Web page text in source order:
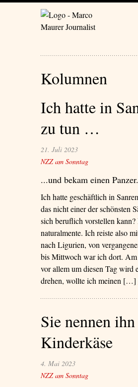
Kolumnen
Ich hatte in
zu tun …
21. Juli 2023
NZZ am Sonntag
...und bekam einen Panzer.
Ich hatte geschäftlich in
das nicht einer der schönsten
sich beruflich vorstellen
naturalmente. Ich reiste also
nach Ligurien, von
bis Mittwoch war ich dort.
vor allem um diesen Tag wird
drehen, wollte ich meinen […]
Sie nennen ihn
Kinderkäse
4. Mai 2023
NZZ am Sonntag